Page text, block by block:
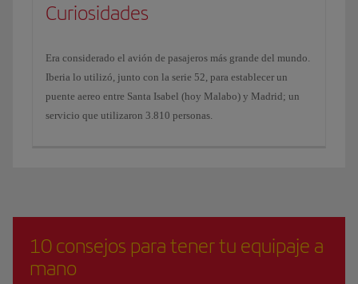
Curiosidades
Era considerado el avión de pasajeros más grande del mundo.
Iberia lo utilizó, junto con la serie 52, para establecer un
puente aereo entre Santa Isabel (hoy Malabo) y Madrid; un
servicio que utilizaron 3.810 personas.
10 consejos para tener tu equipaje a
mano